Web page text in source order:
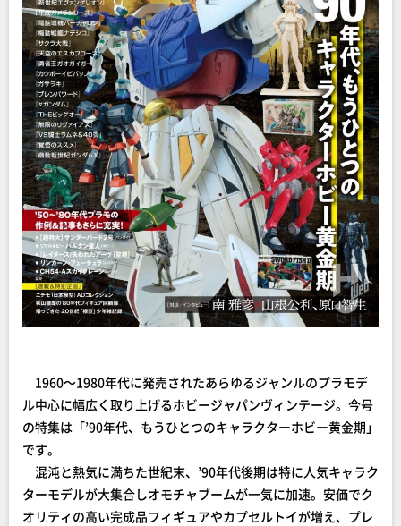
1960～1980年代に発売されたあらゆるジャンルのプラモデ
ル中心に幅広く取り上げるホビージャパンヴィンテージ。今号
の特集は「’90年代、もうひとつのキャラクターホビー黄金期」
です。
混沌と熱気に満ちた世紀末、’90年代後期は特に人気キャラク
ターモデルが大集合しオモチャブームが一気に加速。安価でク
オリティの高い完成品フィギュアやカプセルトイが増え、プレ